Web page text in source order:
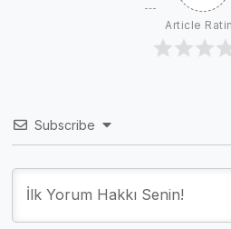
Article
Subscribe